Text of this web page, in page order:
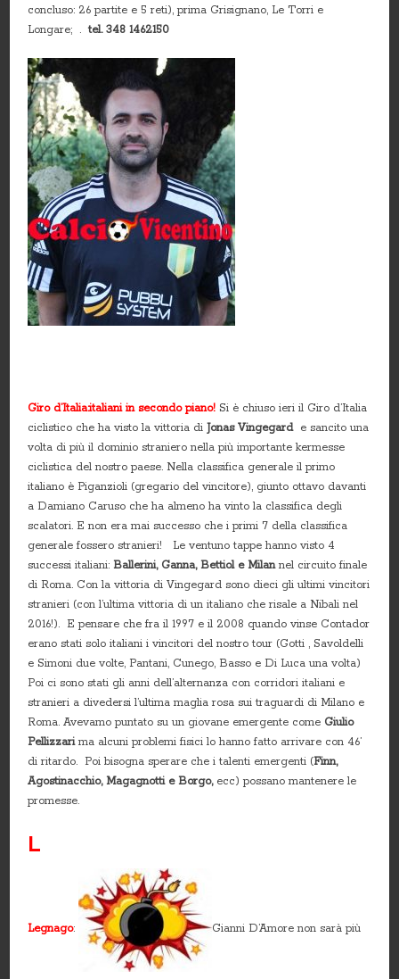
concluso: 26 partite e 5 reti), prima Grisignano, Le Torri e
Longare; . tel. 348 1462150
Giro d’Italia:italiani in secondo piano! Si è chiuso ieri il Giro d’Italia
ciclistico che ha visto la vittoria diJonas Vingegard e sancito una
volta di più il dominio straniero nella più importante kermesse
ciclistica del nostro paese. Nella classifica generale il primo
italiano è Piganzioli (gregario del vincitore), giunto ottavo davanti
a Damiano Caruso che ha almeno ha vinto la classifica degli
scalatori. E non era mai successo che i primi 7 della classifica
generale fossero stranieri! Le ventuno tappe hanno visto 4
successi italiani:Ballerini, Ganna, Bettiol e Milannel circuito finale
di Roma. Con la vittoria di Vingegard sono dieci gli ultimi vincitori
stranieri (con l’ultima vittoria di un italiano che risale a Nibali nel
2016!). E pensare che fra il 1997 e il 2008 quando vinse Contador
erano stati solo italiani i vincitori del nostro tour (Gotti , Savoldelli
e Simoni due volte, Pantani, Cunego, Basso e Di Luca una volta)
Poi ci sono stati gli anni dell’alternanza con corridori italiani e
stranieri a divedersi l’ultima maglia rosa sui traguardi di Milano e
Roma. Avevamo puntato su un giovane emergente come Giulio
Pellizzarima alcuni problemi fisici lo hanno fatto arrivare con 46’
di ritardo. Poi bisogna sperare che i talenti emergenti (Finn,
Agostinacchio, Magagnotti e Borgo, ecc) possano mantenere le
promesse.
L
Legnago: Gianni D’Amore non sarà più